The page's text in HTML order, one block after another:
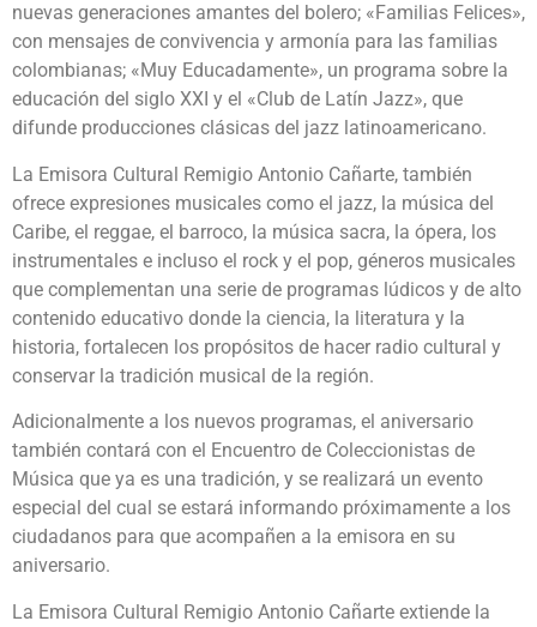
nuevas generaciones amantes del bolero; «Familias Felices»,
con mensajes de convivencia y armonía para las familias
colombianas; «Muy Educadamente», un programa sobre la
educación del siglo XXI y el «Club de Latín Jazz», que
difunde producciones clásicas del jazz latinoamericano.
La Emisora Cultural Remigio Antonio Cañarte, también
ofrece expresiones musicales como el jazz, la música del
Caribe, el reggae, el barroco, la música sacra, la ópera, los
instrumentales e incluso el rock y el pop, géneros musicales
que complementan una serie de programas lúdicos y de alto
contenido educativo donde la ciencia, la literatura y la
historia, fortalecen los propósitos de hacer radio cultural y
conservar la tradición musical de la región.
Adicionalmente a los nuevos programas, el aniversario
también contará con el Encuentro de Coleccionistas de
Música que ya es una tradición, y se realizará un evento
especial del cual se estará informando próximamente a los
ciudadanos para que acompañen a la emisora en su
aniversario.
La Emisora Cultural Remigio Antonio Cañarte extiende la